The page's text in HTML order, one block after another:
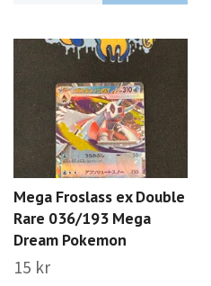
Mega Froslass ex Double
Rare 036/193 Mega
Dream Pokemon
15 kr